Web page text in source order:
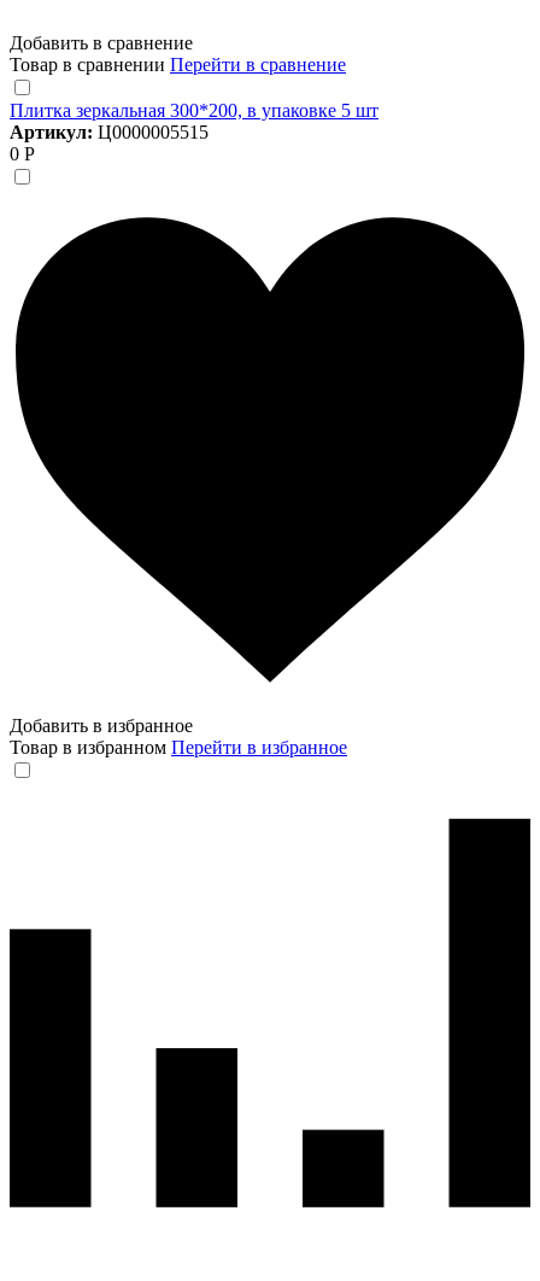
Добавить в сравнение
Товар в сравнении Перейти в сравнение
Плитка зеркальная 300*200, в упаковке 5 шт
Артикул: Ц0000005515
0 Р
Добавить в избранное
Товар в избранном Перейти в избранное